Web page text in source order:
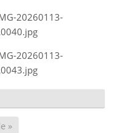
»